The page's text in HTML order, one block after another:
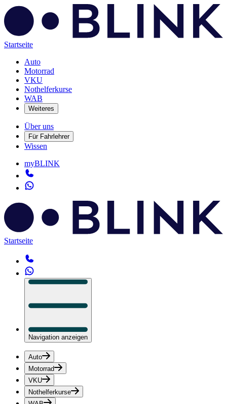
Startseite
Auto
Motorrad
VKU
Nothelferkurse
WAB
Weiteres
Über uns
Für Fahrlehrer
Wissen
myBLINK
Startseite
Navigation anzeigen
Auto
Motorrad
VKU
Nothelferkurse